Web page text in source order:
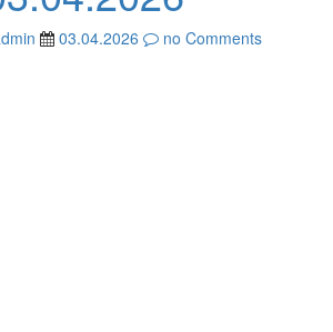
03.04.2026 no Comments